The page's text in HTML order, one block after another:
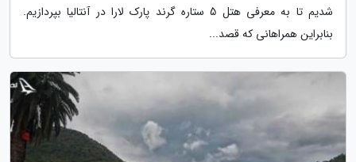
شدیم تا به معرفی هتل 5 ستاره گرند پارک لارا در آنتالیا بپردازیم.
بنابراین همراهانی که قصد...